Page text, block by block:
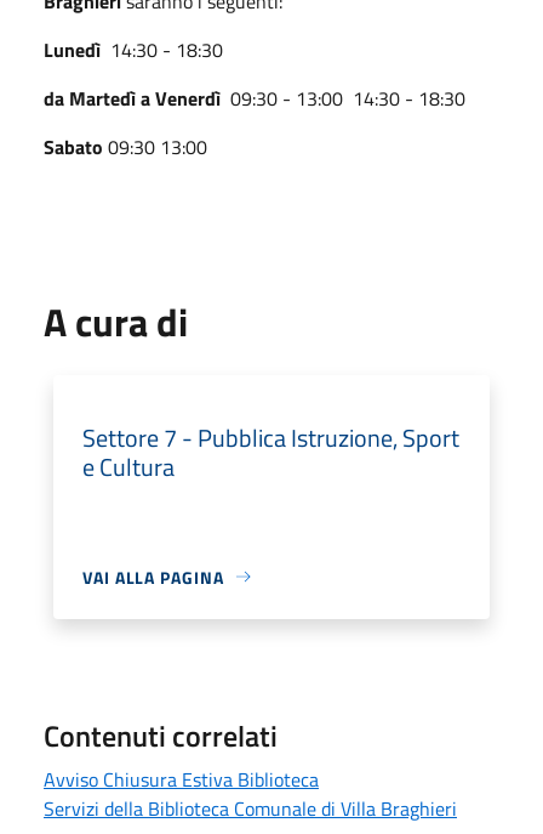
Lunedì 14:30 - 18:30
da Martedì a Venerdì 09:30 - 13:00 14:30 - 18:30
Sabato 09:30 13:00
A cura di
Settore 7 - Pubblica Istruzione, Sport
e Cultura
VAI ALLA PAGINA
Contenuti correlati
Avviso Chiusura Estiva Biblioteca
Servizi della Biblioteca Comunale di Villa Braghieri